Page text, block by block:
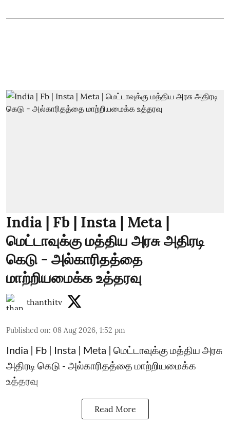
India | Fb | Insta | Meta |
மெட்டாவுக்கு மத்திய அரசு அதிரடி
கெடு - அல்காரிதத்தை
மாற்றியமைக்க உத்தரவு
thanthitv
Published on: 08 Aug 2026, 1:52 pm
India | Fb | Insta | Meta | மெட்டாவுக்கு மத்திய அரசு
அதிரடி கெடு - அல்காரிதத்தை மாற்றியமைக்க
உத்தரவு
Read More